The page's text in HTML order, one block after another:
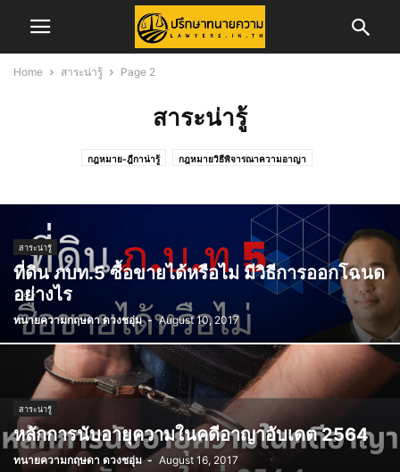
Home สาระน่ารู้ Page 2
สาระน่ารู้
กฎหมาย-ฎีกาน่ารู้ กฎหมายวิธีพิจารณาความอาญา
ข่าวสอบทนายความ ข่าวสอบผู้พิพากษา/อัยการ ข่าวสาร ข่าวสารทนายความ
ข่าวสารสภาทนายความ ข่าวสารสภาทนายความส่วนภูมิภาค คดีครอบครัว
คดีอาญา คดีแพ่ง ความรู้ในการพัฒนาวิชาชีพทนายความ
ทริบเทคนิค/บทความ ทั้งหมด บทความ บทความคดีแพ่ง
บทความและงานวิจัย พ.ร.บ.จราจรทางบก
รับสมัครพนักงาน ศูนย์อำนวยการเลือกตั้ง สาระน่ารู้ สำนักฝึกอบรมวิชาว่าความ
สิทธิประโยชน์ทนายความ เรื่องทั่วไป แรงงาน
สาระน่ารู้
ที่ดิน ภบท.5 ซื้อขายได้หรือไม่ มีวิธีการออกโฉนด
อย่างไร
ทนายความกฤษดา ดวงชอุ่ม - August 10, 2017
สาระน่ารู้
หลักการนับอายุความในคดีอาญาอับเดต 2564
ทนายความกฤษดา ดวงชอุ่ม - August 16, 2017